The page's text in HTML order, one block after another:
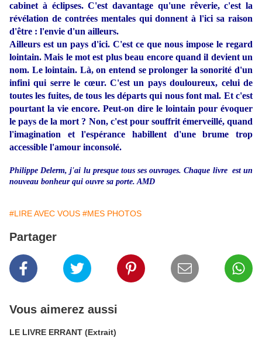
cabinet à éclipses. C'est davantage qu'une rêverie, c'est la
révélation de contrées mentales qui donnent à l'ici sa raison
d'être : l'envie d'un ailleurs.
Ailleurs est un pays d'ici. C'est ce que nous impose le regard
lointain. Mais le mot est plus beau encore quand il devient un
nom. Le lointain. Là, on entend se prolonger la sonorité d'un
infini qui serre le cœur. C'est un pays douloureux, celui de
toutes les fuites, de tous les départs qui nous font mal. Et c'est
pourtant la vie encore. Peut-on dire le lointain pour évoquer
le pays de la mort ? Non, c'est pour souffrit émerveillé, quand
l'imagination et l'espérance habillent d'une brume trop
accessible l'amour inconsolé.
Philippe Delerm, j'ai lu presque tous ses ouvrages. Chaque livre est un
nouveau bonheur qui ouvre sa porte. AMD
#LIRE AVEC VOUS #MES PHOTOS
Partager
Vous aimerez aussi
LE LIVRE ERRANT (Extrait)